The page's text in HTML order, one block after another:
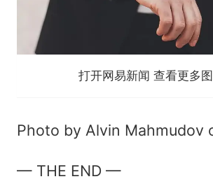
打开网易新闻 查看更多
Photo by Alvin Mahmudov
— THE END —